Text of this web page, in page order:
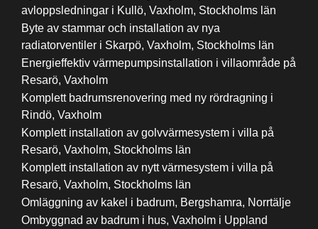
avloppsledningar i Kullö, Vaxholm, Stockholms län
Byte av stammar och installation av nya
radiatorventiler i Skarpö, Vaxholm, Stockholms län
Energieffektiv värmepumpsinstallation i villaområde på
Resarö, Vaxholm
Komplett badrumsrenovering med ny rördragning i
Rindö, Vaxholm
Komplett installation av golvvärmesystem i villa på
Resarö, Vaxholm, Stockholms län
Komplett installation av nytt värmesystem i villa på
Resarö, Vaxholm, Stockholms län
Omläggning av kakel i badrum, Bergshamra, Norrtälje
Ombyggnad av badrum i hus, Vaxholm i Uppland